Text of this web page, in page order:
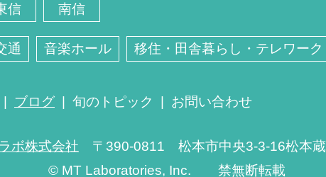
信 南信
通 音楽ホール 移住・田舎暮らし・テレワーク
ブログ 旬のトピック お問い合わせ
ボ株式会社
〒390-0811 松本市中央3-3-16松本
© MT Laboratories, Inc. 禁無断転載